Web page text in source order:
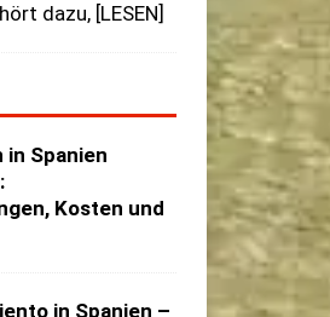
dazu, [LESEN]
Spanien
Kosten und
in Spanien –